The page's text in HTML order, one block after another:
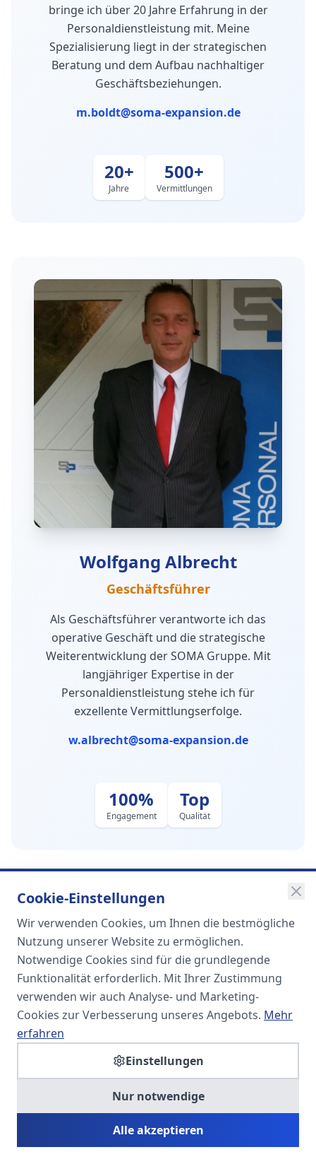
bringe ich über 20 Jahre Erfahrung in der
Personaldienstleistung mit. Meine
Spezialisierung liegt in der strategischen
Beratung und dem Aufbau nachhaltiger
Geschäftsbeziehungen.
m.boldt@soma-expansion.de
20+
Jahre
500+
Vermittlungen
Wolfgang Albrecht
Geschäftsführer
Als Geschäftsführer verantworte ich das
operative Geschäft und die strategische
Weiterentwicklung der SOMA Gruppe. Mit
langjähriger Expertise in der
Personaldienstleistung stehe ich für
exzellente Vermittlungserfolge.
w.albrecht@soma-expansion.de
100%
Engagement
Top
Qualität
SOMA
Unternehmensgruppe
Spezialisiert auf Fach- und
Führungskräfte in der
SOMA HR KONSULT UG
Personalberatung & Executive Search
Cookie-Einstellungen
Wir verwenden Cookies, um Ihnen die bestmögliche
Nutzung unserer Website zu ermöglichen.
Notwendige Cookies sind für die grundlegende
Funktionalität erforderlich. Mit Ihrer Zustimmung
verwenden wir auch Analyse- und Marketing-
Cookies zur Verbesserung unseres Angebots. Mehr
erfahren
Einstellungen
Nur notwendige
Alle akzeptieren